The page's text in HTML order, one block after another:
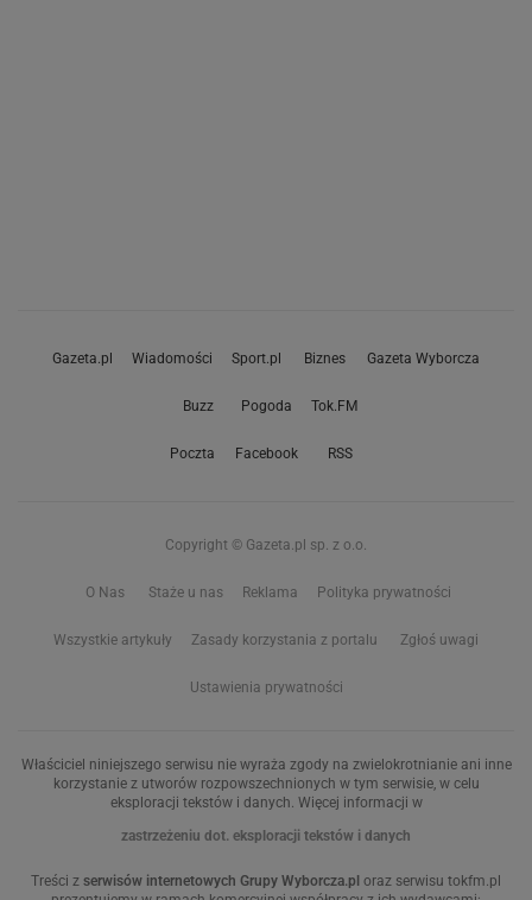
Gazeta.pl Wiadomości Sport.pl Biznes Gazeta Wyborcza
Buzz Pogoda Tok.FM
Poczta Facebook RSS
Copyright © Gazeta.pl sp. z o.o.
O Nas Staże u nas Reklama Polityka prywatności
Wszystkie artykuły Zasady korzystania z portalu Zgłoś uwagi
Ustawienia prywatności
Właściciel niniejszego serwisu nie wyraża zgody na zwielokrotnianie ani inne
korzystanie z utworów rozpowszechnionych w tym serwisie, w celu
eksploracji tekstów i danych. Więcej informacji w
zastrzeżeniu dot. eksploracji tekstów i danych
Treści z serwisów internetowych Grupy Wyborcza.pl oraz serwisu tokfm.pl